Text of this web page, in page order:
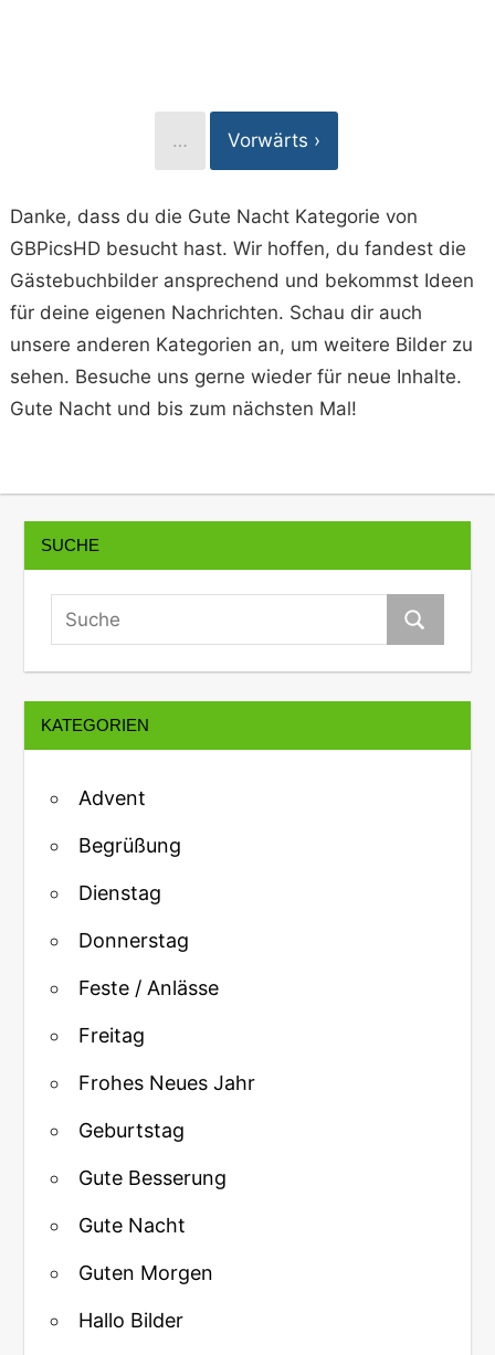
… Vorwärts ›
Danke, dass du die Gute Nacht Kategorie von
GBPicsHD besucht hast. Wir hoffen, du fandest die
Gästebuchbilder ansprechend und bekommst Ideen
für deine eigenen Nachrichten. Schau dir auch
unsere anderen Kategorien an, um weitere Bilder zu
sehen. Besuche uns gerne wieder für neue Inhalte.
Gute Nacht und bis zum nächsten Mal!
SUCHE
KATEGORIEN
Advent
Begrüßung
Dienstag
Donnerstag
Feste / Anlässe
Freitag
Frohes Neues Jahr
Geburtstag
Gute Besserung
Gute Nacht
Guten Morgen
Hallo Bilder